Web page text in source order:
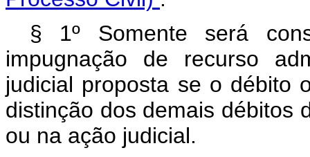
§ 1º Somente será
impugnação de recurso
judicial proposta se o débito
distinção dos demais débitos
ou na ação judicial.